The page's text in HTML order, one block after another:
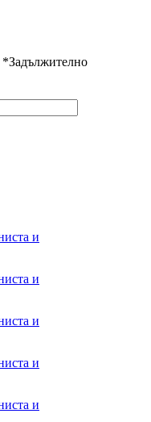
*Задължително